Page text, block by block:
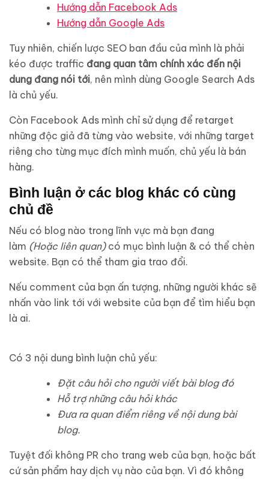
Hướng dẫn Facebook Ads
Hướng dẫn Google Ads
Tuy nhiên, chiến lược SEO ban đầu của mình là phải
kéo được traffic đang quan tâm chính xác đến nội
dung đang nói tới, nên mình dùng Google Search Ads
là chủ yếu.
Còn Facebook Ads mình chỉ sử dụng để retarget
những độc giả đã từng vào website, với những target
riêng cho từng mục đích mình muốn, chủ yếu là bán
hàng.
Bình luận ở các blog khác có cùng
chủ đề
Nếu có blog nào trong lĩnh vực mà bạn đang
làm (Hoặc liên quan)có mục bình luận & có thể chèn
website. Bạn có thể tham gia trao đổi.
Nếu comment của bạn ấn tượng, những người khác sẽ
nhấn vào link tới với website của bạn để tìm hiểu bạn
là ai.
Có 3 nội dung bình luận chủ yếu:
Đặt câu hỏi cho người viết bài blog đó
Hỗ trợ những câu hỏi khác
Đưa ra quan điểm riêng về nội dung bài
blog.
Tuyệt đối không PR cho trang web của bạn, hoặc bất
cứ sản phẩm hay dịch vụ nào của bạn. Vì đó không